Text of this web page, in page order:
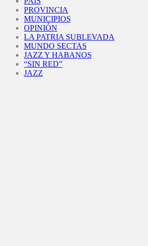
PROVINCIA
MUNICIPIOS
OPINIÓN
LA PATRIA SUBLEVADA
MUNDO SECTAS
JAZZ Y HABANOS
“SIN RED”
JAZZ